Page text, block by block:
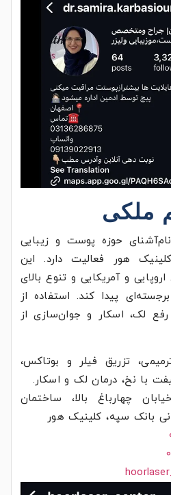
حوزه پوست و زیبایی
هور فعالیت دارد. این
و آمریکایی و تنوع بالای
پیدا کند. استفاده از
لک، اسکار و جوان‌سازی از
تزریق فیلر و بوتاکس،
با نخ، درمان لک و اسکار.
چهارباغ بالا، ساختمان
بانک سپه، کلینیک هور